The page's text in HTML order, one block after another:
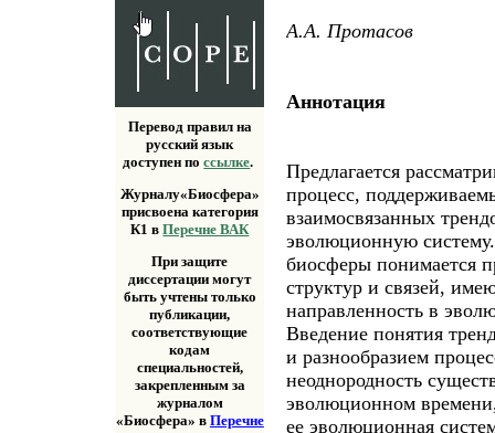
Перевод правил на
русский язык
доступен поссылке.
Журналу«Биосфера»
присвоена категория
К1 вПеречне ВАК
При защите
диссертации могут
быть учтены только
публикации,
соответствующие
кодам
специальностей,
закрепленным за
журналом
«Биосфера» в Перечне
А.А. Протасов
Аннотация
Предлагается
процесс,
взаимосвязанных
эволюционную
биосферы понимается
структур и связей,
направленность в
Введение понятия
и разнообразием
неоднородность
эволюционном
ее эволюционная